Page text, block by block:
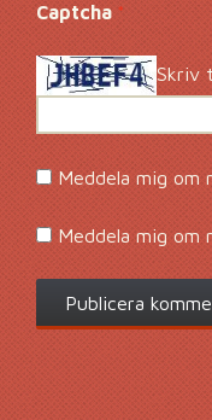
Captcha *
Skriv
Meddela mig om
Meddela mig om